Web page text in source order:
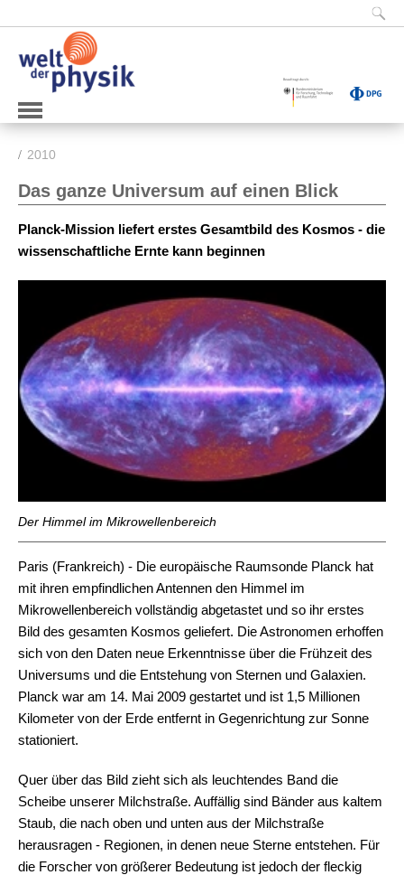
2010
Das ganze Universum auf einen Blick
Planck-Mission liefert erstes Gesamtbild des Kosmos - die
wissenschaftliche Ernte kann beginnen
Der Himmel im Mikrowellenbereich
Paris (Frankreich) - Die europäische Raumsonde Planck hat
mit ihren empfindlichen Antennen den Himmel im
Mikrowellenbereich vollständig abgetastet und so ihr erstes
Bild des gesamten Kosmos geliefert. Die Astronomen erhoffen
sich von den Daten neue Erkenntnisse über die Frühzeit des
Universums und die Entstehung von Sternen und Galaxien.
Planck war am 14. Mai 2009 gestartet und ist 1,5 Millionen
Kilometer von der Erde entfernt in Gegenrichtung zur Sonne
stationiert.
Quer über das Bild zieht sich als leuchtendes Band die
Scheibe unserer Milchstraße. Auffällig sind Bänder aus kaltem
Staub, die nach oben und unten aus der Milchstraße
herausragen - Regionen, in denen neue Sterne entstehen. Für
die Forscher von größerer Bedeutung ist jedoch der fleckig